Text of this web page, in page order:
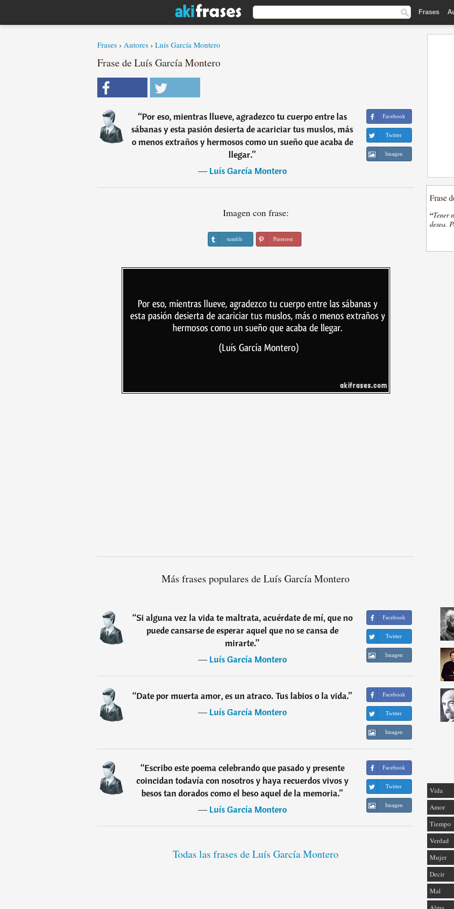
Frases
Frases › Autores › Luís García Montero
Frase de Luís García Montero
“Por eso, mientras llueve, agradezco tu cuerpo entre las
sábanas y esta pasión desierta de acariciar tus muslos, más
o menos extraños y hermosos como un sueño que acaba de
llegar.”
―Luís García Montero
Facebook
Twitter
Imagen
Imagen con frase:
tumblr Pinterest
Más frases populares de Luís García Montero
“Si alguna vez la vida te maltrata, acuérdate de mí, que no
puede cansarse de esperar aquel que no se cansa de
mirarte.”
―Luís García Montero
Facebook
Twitter
Imagen
“Date por muerta amor, es un atraco. Tus labios o la vida.”
―Luís García Montero
Facebook
Twitter
Imagen
“Escribo este poema celebrando que pasado y presente
coincidan todavía con nosotros y haya recuerdos vivos y
besos tan dorados como el beso aquel de la memoria.”
―Luís García Montero
Facebook
Twitter
Imagen
Todas las frases de Luís García Montero
Frase
“Tener
desea.
Vida
Amor
Tiempo
Verdad
Mujer
Decir
Mal